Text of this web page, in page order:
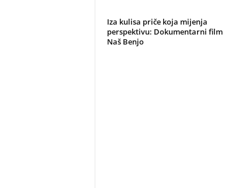
Iza kulisa priče koja mijenja
perspektivu: Dokumentarni film
Naš Benjo